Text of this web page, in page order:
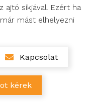
ajtó síkjával. Ezért ha
mást elhelyezni
Kapcsolat
kérek